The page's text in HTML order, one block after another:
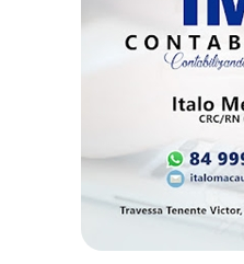
CONQUISTA
COPA
MUNDO